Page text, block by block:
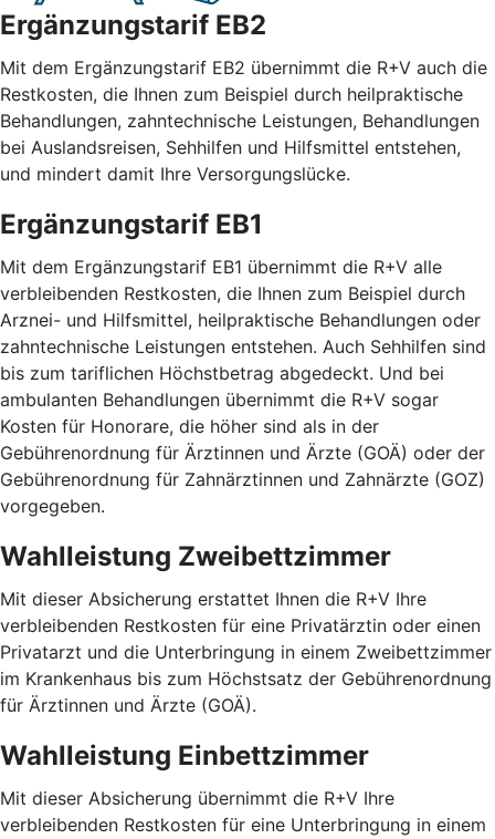
Ergänzungstarif EB2
Mit dem Ergänzungstarif EB2 übernimmt die R+V auch die
Restkosten, die Ihnen zum Beispiel durch heilpraktische
Behandlungen, zahntechnische Leistungen, Behandlungen
bei Auslandsreisen, Sehhilfen und Hilfsmittel entstehen,
und mindert damit Ihre Versorgungslücke.
Ergänzungstarif EB1
Mit dem Ergänzungstarif EB1 übernimmt die R+V alle
verbleibenden Restkosten, die Ihnen zum Beispiel durch
Arznei- und Hilfsmittel, heilpraktische Behandlungen oder
zahntechnische Leistungen entstehen. Auch Sehhilfen sind
bis zum tariflichen Höchstbetrag abgedeckt. Und bei
ambulanten Behandlungen übernimmt die R+V sogar
Kosten für Honorare, die höher sind als in der
Gebührenordnung für Ärztinnen und Ärzte (GOÄ) oder der
Gebührenordnung für Zahnärztinnen und Zahnärzte (GOZ)
vorgegeben.
Wahlleistung Zweibettzimmer
Mit dieser Absicherung erstattet Ihnen die R+V Ihre
verbleibenden Restkosten für eine Privatärztin oder einen
Privatarzt und die Unterbringung in einem Zweibettzimmer
im Krankenhaus bis zum Höchstsatz der Gebührenordnung
für Ärztinnen und Ärzte (GOÄ).
Wahlleistung Einbettzimmer
Mit dieser Absicherung übernimmt die R+V Ihre
verbleibenden Restkosten für eine Unterbringung in einem